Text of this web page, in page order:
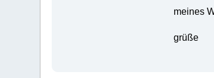
meines
grüße